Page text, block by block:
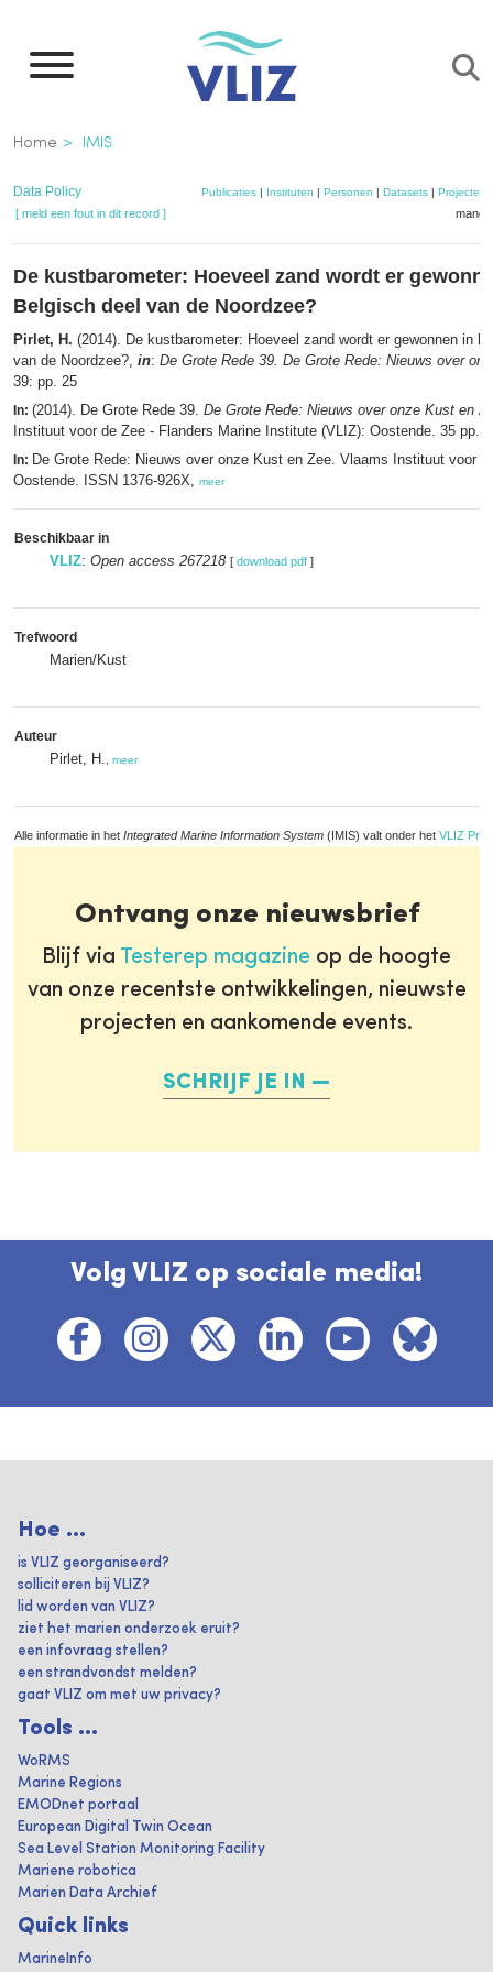
naar
inhoud
gaan
Kruimelpad
Home IMIS
Data Policy Publicaties | Instituten | Personen | Datasets | Projecten
[ meld een fout in dit record ]
De kustbarometer: Hoeveel zand wordt er
Belgisch deel van de Noordzee?
Pirlet, H. (2014). De kustbarometer: Hoeveel zand wordt er gewonnen in
van de Noordzee?, in: De Grote Rede 39. De Grote Rede: Nieuws over
39: pp. 25
In: (2014). De Grote Rede 39. De Grote Rede: Nieuws over onze Kust en
Instituut voor de Zee - Flanders Marine Institute (VLIZ): Oostende. 35 pp.,
In: De Grote Rede: Nieuws over onze Kust en Zee. Vlaams Instituut voor
Oostende. ISSN 1376-926X, meer
Beschikbaar in
VLIZ: Open access 267218 [ download pdf ]
Trefwoord
Marien/Kust
Auteur
Pirlet, H. meer
Alle informatie in het Integrated Marine Information System (IMIS) valt onder het VLIZ
Ontvang onze nieuwsbrief
Blijf via Testerep magazine op de hoogte
van onze recentste ontwikkelingen, nieuwste
projecten en aankomende events.
SCHRIJF JE IN
Volg VLIZ op sociale media!
Hoe ...
is VLIZ georganiseerd?
solliciteren bij VLIZ?
lid worden van VLIZ?
ziet het marien onderzoek eruit?
een infovraag stellen?
een strandvondst melden?
gaat VLIZ om met uw privacy?
Tools ...
WoRMS
Marine Regions
EMODnet portaal
European Digital Twin Ocean
Sea Level Station Monitoring Facility
Mariene robotica
Marien Data Archief
Quick links
MarineInfo